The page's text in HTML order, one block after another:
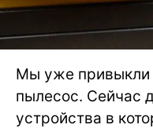
Мы уже привыкли
пылесос. Сейчас
устройства в